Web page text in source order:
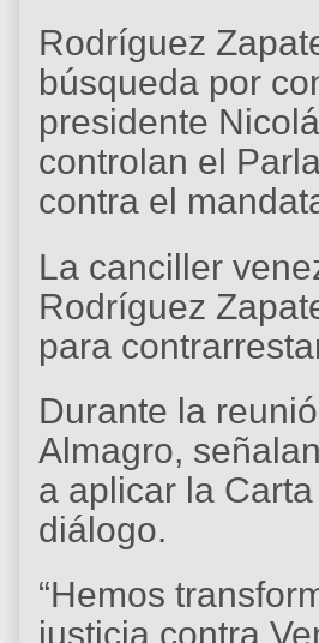
Rodríguez
búsqueda por
presidente
controlan el
contra el
La canciller
Rodríguez
para
Durante la
Almagro,
a aplicar la
diálogo.
“Hemos
justicia contra